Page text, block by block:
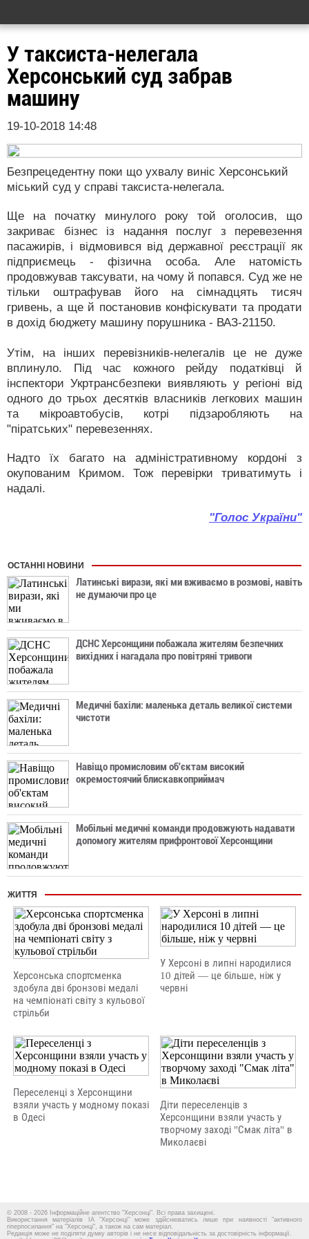
У таксиста-нелегала
Херсонський суд забрав
машину
19-10-2018 14:48
Безпрецедентну поки що ухвалу виніс Херсонський
міський суд у справі таксиста-нелегала.
Ще на початку минулого року той оголосив, що
закриває бізнес із надання послуг з перевезення
пасажирів, і відмовився від державної реєстрації як
підприємець - фізична особа. Але натомість
продовжував таксувати, на чому й попався. Суд же не
тільки оштрафував його на сімнадцять тисяч
гривень, а ще й постановив конфіскувати та продати
в дохід бюджету машину порушника - ВАЗ-21150.
Утім, на інших перевізників-нелегалів це не дуже
вплинуло. Під час кожного рейду податківці й
інспектори Укртрансбезпеки виявляють у регіоні від
одного до трьох десятків власників легкових машин
та мікроавтобусів, котрі підзаробляють на
"піратських" перевезеннях.
Надто їх багато на адміністративному кордоні з
окупованим Кримом. Тож перевірки триватимуть і
надалі.
"Голос України"
ОСТАННІ НОВИНИ
Латинські вирази, які ми вживаємо в розмові, навіть
не думаючи про це
ДСНС Херсонщини побажала жителям безпечних
вихідних і нагадала про повітряні тривоги
Медичні бахіли: маленька деталь великої системи
чистоти
Навіщо промисловим об'єктам високий
окремостоячий блискавкоприймач
Мобільні медичні команди продовжують надавати
допомогу жителям прифронтової Херсонщини
ЖИТТЯ
Херсонська спортсменка
здобула дві бронзові медалі
на чемпіонаті світу з кульової
стрільби
У Херсоні в липні народилися
10 дітей — це більше, ніж у
червні
Переселенці з Херсонщини
взяли участь у модному показі
в Одесі
Діти переселенців з
Херсонщини взяли участь у
творчому заході "Смак літа" в
Миколаєві
© 2008 - 2026 Інформаційне агентство "Херсонці". Всі права захищені.
Використання матеріалів ІА "Херсонці" може здійснюватись лише при наявності "активного
гіперпосилання" на "Херсонці", а також на сам матеріал.
Редакція може не поділяти думку авторів і не несе відповідальність за достовірність інформації.